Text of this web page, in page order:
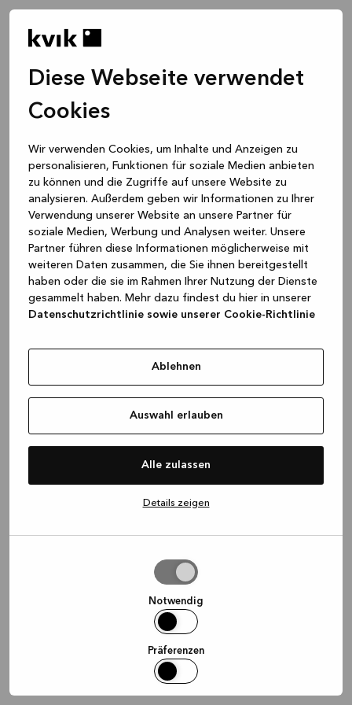
Diese Webseite verwendet
Cookies
Wir verwenden Cookies, um Inhalte und Anzeigen zu
personalisieren, Funktionen für soziale Medien anbieten
zu können und die Zugriffe auf unsere Website zu
analysieren. Außerdem geben wir Informationen zu Ihrer
Verwendung unserer Website an unsere Partner für
soziale Medien, Werbung und Analysen weiter. Unsere
Partner führen diese Informationen möglicherweise mit
weiteren Daten zusammen, die Sie ihnen bereitgestellt
haben oder die sie im Rahmen Ihrer Nutzung der Dienste
gesammelt haben. Mehr dazu findest du hier in unserer
Datenschutzrichtlinie sowie unserer Cookie-Richtlinie
Ablehnen
Auswahl erlauben
Alle zulassen
Details zeigen
Notwendig
Präferenzen
loadingwww.kvik.de (see the browser console for more
information)